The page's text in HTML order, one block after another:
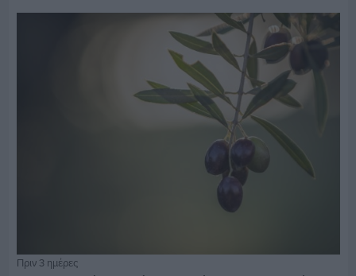
Πριν 3 ημέρες